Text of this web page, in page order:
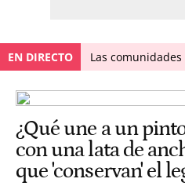
EN DIRECTO Las
¿Qué une a un
con una lata de
que 'conservan' el